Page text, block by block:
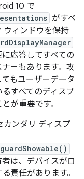
10 で
がすべ
ウィンドウを保持
応答してすべての
ーもあります。攻
もユーザーデータ
すべてのディスプ
が重要です。
カンダリ ディスプ
は、デバイスがロ
責任があります。